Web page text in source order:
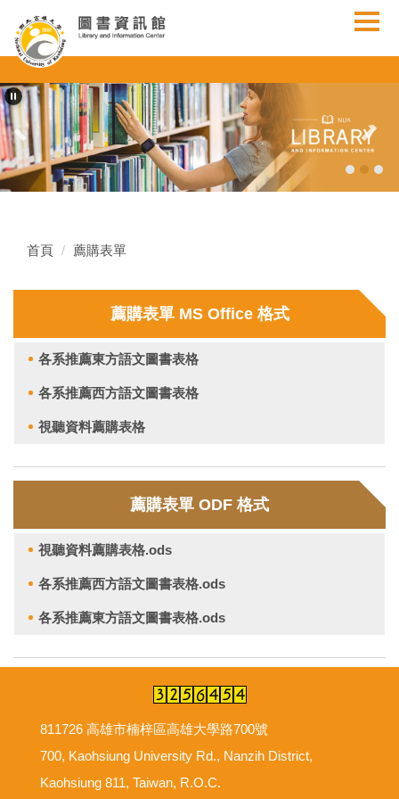
到
主
內
容
區
首頁 薦購表單
薦購表單 MS Office 格式
各系推薦東方語文圖書表格
各系推薦西方語文圖書表格
視聽資料薦購表格
薦購表單 ODF 格式
視聽資料薦購表格.ods
各系推薦西方語文圖書表格.ods
各系推薦東方語文圖書表格.ods
811726 高雄市楠梓區高雄大學路700號
700, Kaohsiung University Rd., Nanzih District,
Kaohsiung 811, Taiwan, R.O.C.